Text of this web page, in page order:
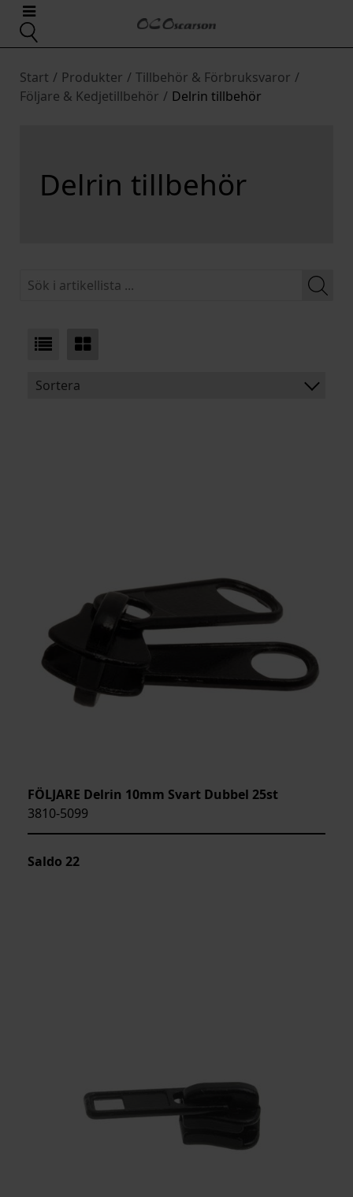
Start / Produkter / Tillbehör & Förbruksvaror /
Följare & Kedjetillbehör / Delrin tillbehör
Delrin tillbehör
Sortera
FÖLJARE Delrin 10mm Svart Dubbel 25st
3810-5099
Saldo 22